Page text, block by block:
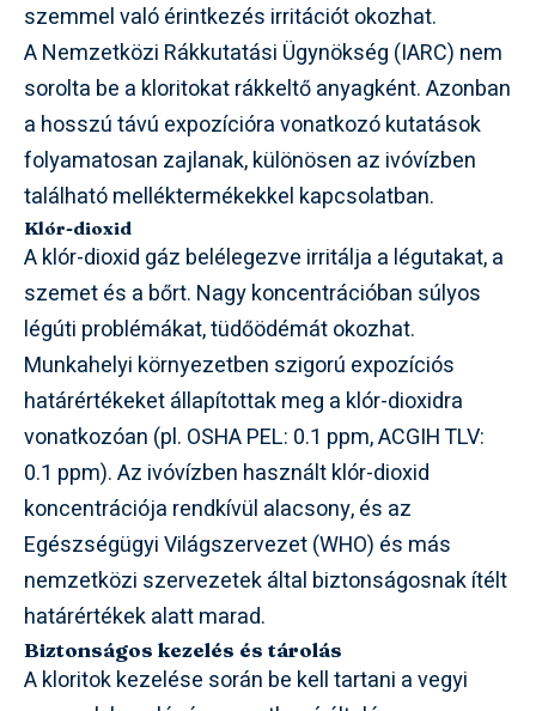
szemmel való érintkezés irritációt okozhat.
A Nemzetközi Rákkutatási Ügynökség (IARC) nem
sorolta be a kloritokat rákkeltő anyagként. Azonban
a hosszú távú expozícióra vonatkozó kutatások
folyamatosan zajlanak, különösen az ivóvízben
található melléktermékekkel kapcsolatban.
Klór-dioxid
A klór-dioxid gáz belélegezve irritálja a légutakat, a
szemet és a bőrt. Nagy koncentrációban súlyos
légúti problémákat, tüdőödémát okozhat.
Munkahelyi környezetben szigorú expozíciós
határértékeket állapítottak meg a klór-dioxidra
vonatkozóan (pl. OSHA PEL: 0.1 ppm, ACGIH TLV:
0.1 ppm). Az ivóvízben használt klór-dioxid
koncentrációja rendkívül alacsony, és az
Egészségügyi Világszervezet (WHO) és más
nemzetközi szervezetek által biztonságosnak ítélt
határértékek alatt marad.
Biztonságos kezelés és tárolás
A kloritok kezelése során be kell tartani a vegyi